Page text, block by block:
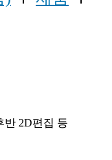
반 2D편집 등